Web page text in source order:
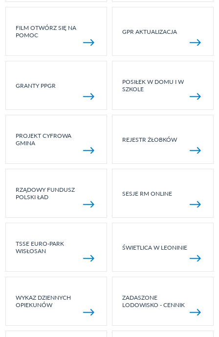
FILM OTWÓRZ SIĘ NA
POMOC
GPR AKTUALIZACJA
GRANTY PPGR
POSIŁEK W DOMU I W
SZKOLE
PROJEKT CYFROWA
GMINA
REJESTR ŻŁOBKÓW
RZĄDOWY FUNDUSZ
POLSKI ŁAD
SESJE RM ONLINE
TSSE EURO-PARK
WISŁOSAN
ŚWIETLICA W LEONINIE
WYKAZ DZIENNYCH
OPIEKUNÓW
ZADASZONE
LODOWISKO - CENNIK